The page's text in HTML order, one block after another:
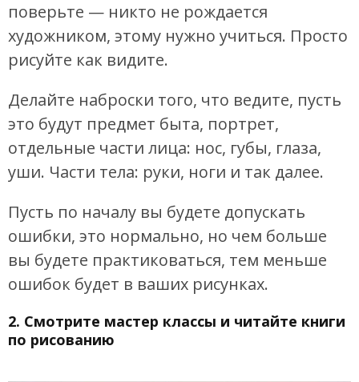
поверьте — никто не рождается
художником, этому нужно учиться. Просто
рисуйте как видите.
Делайте наброски того, что ведите, пусть
это будут предмет быта, портрет,
отдельные части лица: нос, губы, глаза,
уши. Части тела: руки, ноги и так далее.
Пусть по началу вы будете допускать
ошибки, это нормально, но чем больше
вы будете практиковаться, тем меньше
ошибок будет в ваших рисунках.
2. Смотрите мастер классы и читайте книги
по рисованию